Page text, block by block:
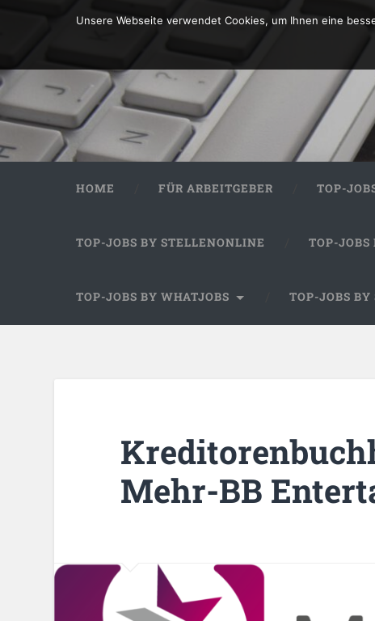
HOME FÜR ARBEITGEBER TOP-
TOP-JOBS BY STELLENONLINE TOP-JOBS
TOP-JOBS BY WHATJOBS TOP-JOBS
Mehr-BB
Unsere Webseite verwendet Cookies, um Ihnen eine